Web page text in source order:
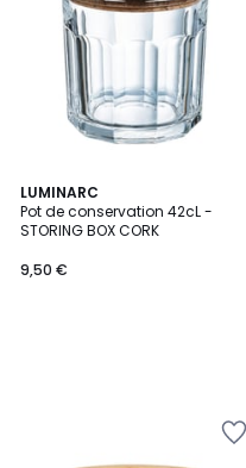
LUMINARC
Pot de conservation 42cL -
STORING BOX CORK
9,50 €